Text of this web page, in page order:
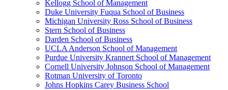
Kellogg School of Management
Duke University Fuqua School of Business
Michigan University Ross School of Business
Stern School of Business
Darden School of Business
UCLA Anderson School of Management
Purdue University Krannert School of Management
Cornell University Johnson School of Management
Rotman University of Toronto
Johns Hopkins Carey Business School